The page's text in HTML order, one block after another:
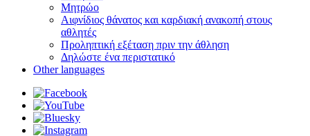
Μητρώο
Αιφνίδιος θάνατος και καρδιακή ανακοπή στους
αθλητές
Προληπτική εξέταση πριν την άθληση
Δηλώστε ένα περιστατικό
Other languages